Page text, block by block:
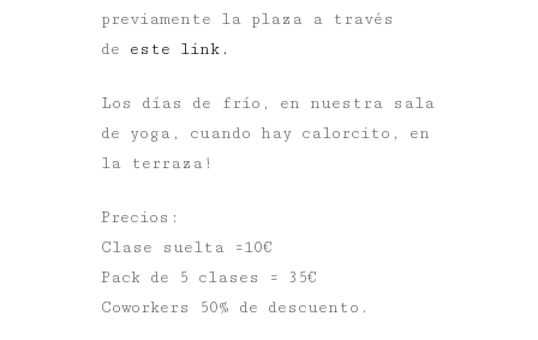
previamente la plaza a través
de este link.
Los días de frío, en nuestra sala
de yoga, cuando hay calorcito, en
la terraza!
Precios:
Clase suelta =10€
Pack de 5 clases = 35€
Coworkers 50% de descuento.